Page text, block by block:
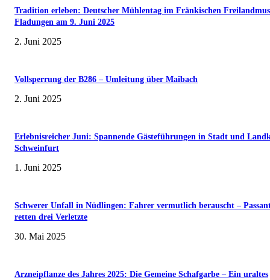
Tradition erleben: Deutscher Mühlentag im Fränkischen
Fladungen am 9. Juni 2025
2. Juni 2025
Vollsperrung der B286 – Umleitung über Maibach
2. Juni 2025
Erlebnisreicher Juni: Spannende Gästeführungen in Stadt und
Schweinfurt
1. Juni 2025
Schwerer Unfall in Nüdlingen: Fahrer vermutlich berauscht –
retten drei Verletzte
30. Mai 2025
Arzneipflanze des Jahres 2025: Die Gemeine Schafgarbe – Ein uraltes